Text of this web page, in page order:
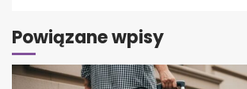
Powiązane wpisy